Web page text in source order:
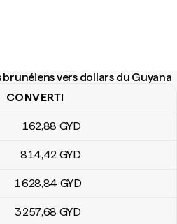
vers dollars du Guyana
vers dollars du Guyana
CONVERTI
162,88 GYD
814,42 GYD
1 628,84 GYD
3 257,68 GYD